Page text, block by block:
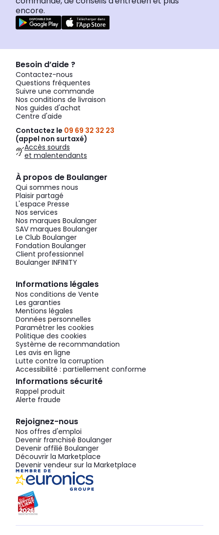
encore.
Besoin d’aide ?
Contactez-nous
Questions fréquentes
Suivre une commande
Nos conditions de livraison
Nos guides d'achat
Centre d'aide
Contactez le 09 69 32 32 23
(appel non surtaxé)
Accès sourds
et malentendants
À propos de Boulanger
Qui sommes nous
Plaisir partagé
L'espace Presse
Nos services
Nos marques Boulanger
SAV marques Boulanger
Le Club Boulanger
Fondation Boulanger
Client professionnel
Boulanger INFINITY
Informations légales
Nos conditions de Vente
Les garanties
Mentions légales
Données personnelles
Paramétrer les cookies
Politique des cookies
Système de recommandation
Les avis en ligne
Lutte contre la corruption
Accessibilité : partiellement conforme
Informations sécurité
Rappel produit
Alerte fraude
Rejoignez-nous
Nos offres d'emploi
Devenir franchisé Boulanger
Devenir affilié Boulanger
Découvrir la Marketplace
Devenir vendeur sur la Marketplace